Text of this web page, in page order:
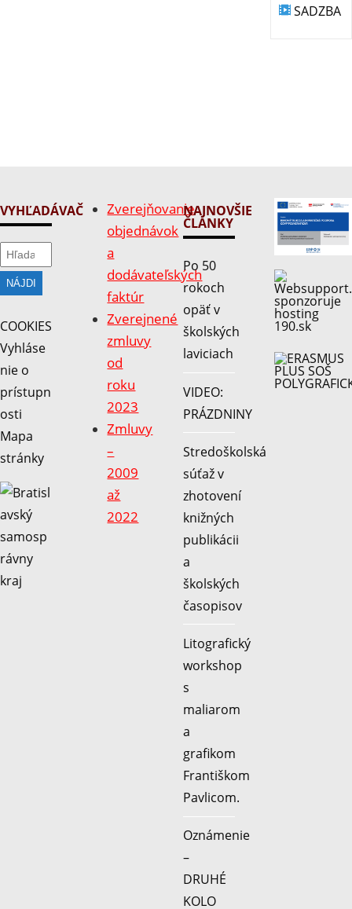
SADZBA
VYHĽADÁVAČ
Hľadať:
COOKIES
Vyhláse
nie o
prístupn
osti
Mapa
stránky
Zverejňovanie
objednávok
a
dodávateľských
faktúr
Zverejnené
zmluvy
od
roku
2023
Zmluvy
–
2009
až
2022
NAJNOVŠIE
ČLÁNKY
Po 50
rokoch
opäť v
školských
laviciach
VIDEO:
PRÁZDNINY
Stredoškolská
súťaž v
zhotovení
knižných
publikácii
a
školských
časopisov
Litografický
workshop
s
maliarom
a
grafikom
Františkom
Pavlicom.
Oznámenie
–
DRUHÉ
KOLO